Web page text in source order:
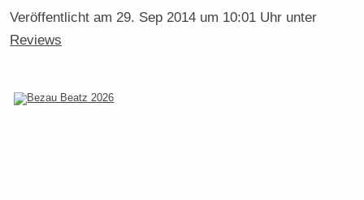
Veröffentlicht am 29. Sep 2014 um 10:01 Uhr unter
Reviews